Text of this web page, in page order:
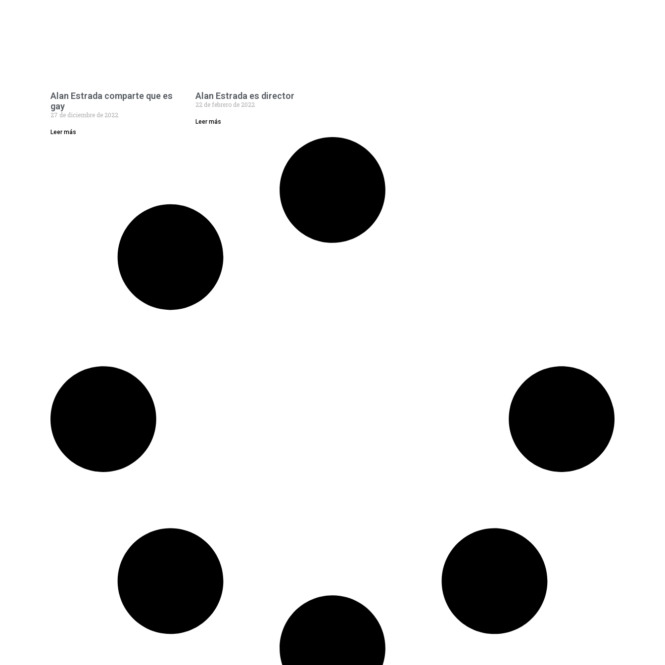
Alan Estrada comparte que es
gay
27 de diciembre de 2022
Leer más
Alan Estrada es director
22 de febrero de 2022
Leer más